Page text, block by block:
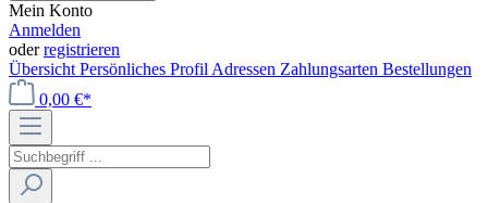
Mein Konto
Anmelden
oderregistrieren
Übersicht Persönliches Profil Adressen Zahlungsarten Bestellungen
0,00 €*